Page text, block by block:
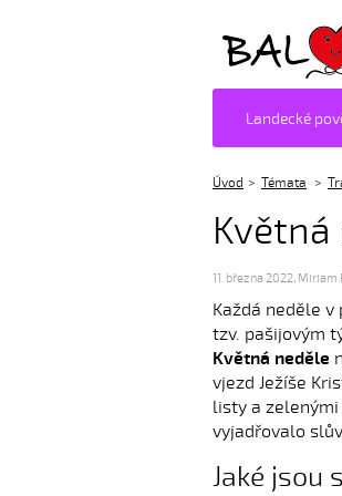
Balónek z.s.
Landecké
Úvod Témata
11. března 2022, Miriam
Každá neděle
tzv. pašijovým
Květná neděle
vjezd Ježíše
listy a
vyjadřovalo
Jaké jsou